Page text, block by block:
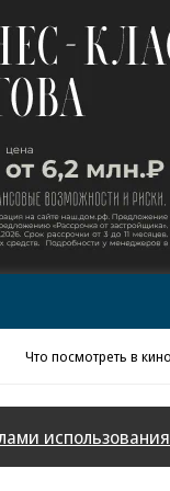
Реклама в «Ъ»
Что посмотреть в кино